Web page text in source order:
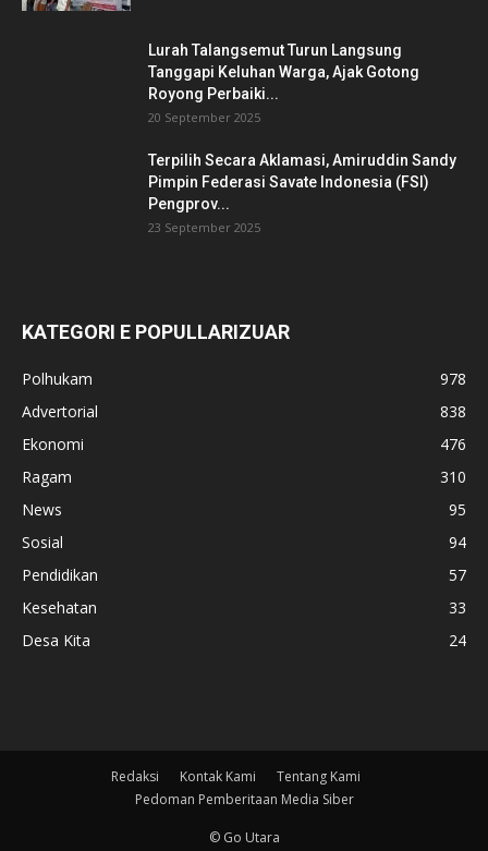
Lurah Talangsemut Turun Langsung
Tanggapi Keluhan Warga, Ajak Gotong
Royong Perbaiki...
20 September 2025
Terpilih Secara Aklamasi, Amiruddin Sandy
Pimpin Federasi Savate Indonesia (FSI)
Pengprov...
23 September 2025
KATEGORI E POPULLARIZUAR
Polhukam
978
Advertorial
838
Ekonomi
476
Ragam
310
News
95
Sosial
94
Pendidikan
57
Kesehatan
33
Desa Kita
24
Redaksi Kontak Kami
Tentang Kami
Pedoman Pemberitaan Media Siber
© Go Utara